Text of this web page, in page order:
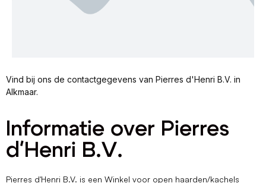
Vind bij ons de contactgegevens van Pierres d'Henri B.V. in
Alkmaar.
Informatie over Pierres
d'Henri B.V.
Pierres d'Henri B.V. is een Winkel voor open haarden/kachels